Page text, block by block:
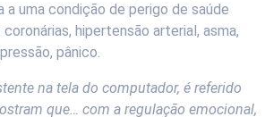
a uma condição de perigo de saúde
hipertensão arterial, asma,
pânico.
na tela do computador, é referido
que… com a regulação emocional,